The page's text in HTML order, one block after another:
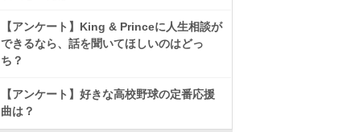
【アンケート】King & Princeに人生相談が
できるなら、話を聞いてほしいのはどっ
ち？
【アンケート】好きな高校野球の定番応援
曲は？